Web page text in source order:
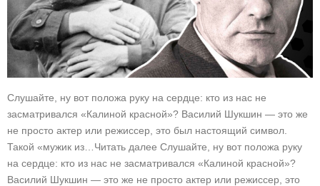
Слушайте, ну вот положа руку на сердце: кто из нас не
засматривался «Калиной красной»? Василий Шукшин — это же
не просто актер или режиссер, это был настоящий символ.
Такой «мужик из…Читать далее Слушайте, ну вот положа руку
на сердце: кто из нас не засматривался «Калиной красной»?
Василий Шукшин — это же не просто актер или режиссер, это